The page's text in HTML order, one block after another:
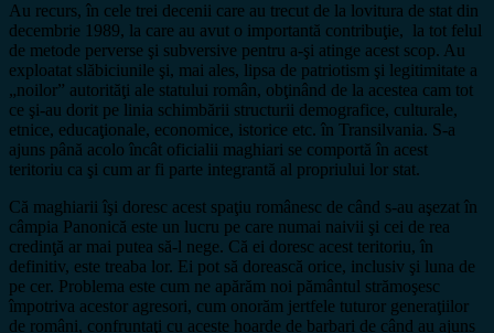
Au recurs, în cele trei decenii care au trecut de la lovitura de stat din
decembrie 1989, la care au avut o importantă contribuţie, la tot felul
de metode perverse şi subversive pentru a-şi atinge acest scop. Au
exploatat slăbiciunile şi, mai ales, lipsa de patriotism şi legitimitate a
„noilor” autorităţi ale statului român, obţinând de la acestea cam tot
ce şi-au dorit pe linia schimbării structurii demografice, culturale,
etnice, educaţionale, economice, istorice etc. în Transilvania. S-a
ajuns până acolo încât oficialii maghiari se comportă în acest
teritoriu ca şi cum ar fi parte integrantă al propriului lor stat.
Că maghiarii îşi doresc acest spaţiu românesc de când s-au aşezat în
câmpia Panonică este un lucru pe care numai naivii şi cei de rea
credinţă ar mai putea să-l nege. Că ei doresc acest teritoriu, în
definitiv, este treaba lor. Ei pot să dorească orice, inclusiv şi luna de
pe cer. Problema este cum ne apărăm noi pământul strămoşesc
împotriva acestor agresori, cum onorăm jertfele tuturor generaţiilor
de români, confruntaţi cu aceste hoarde de barbari de când au ajuns